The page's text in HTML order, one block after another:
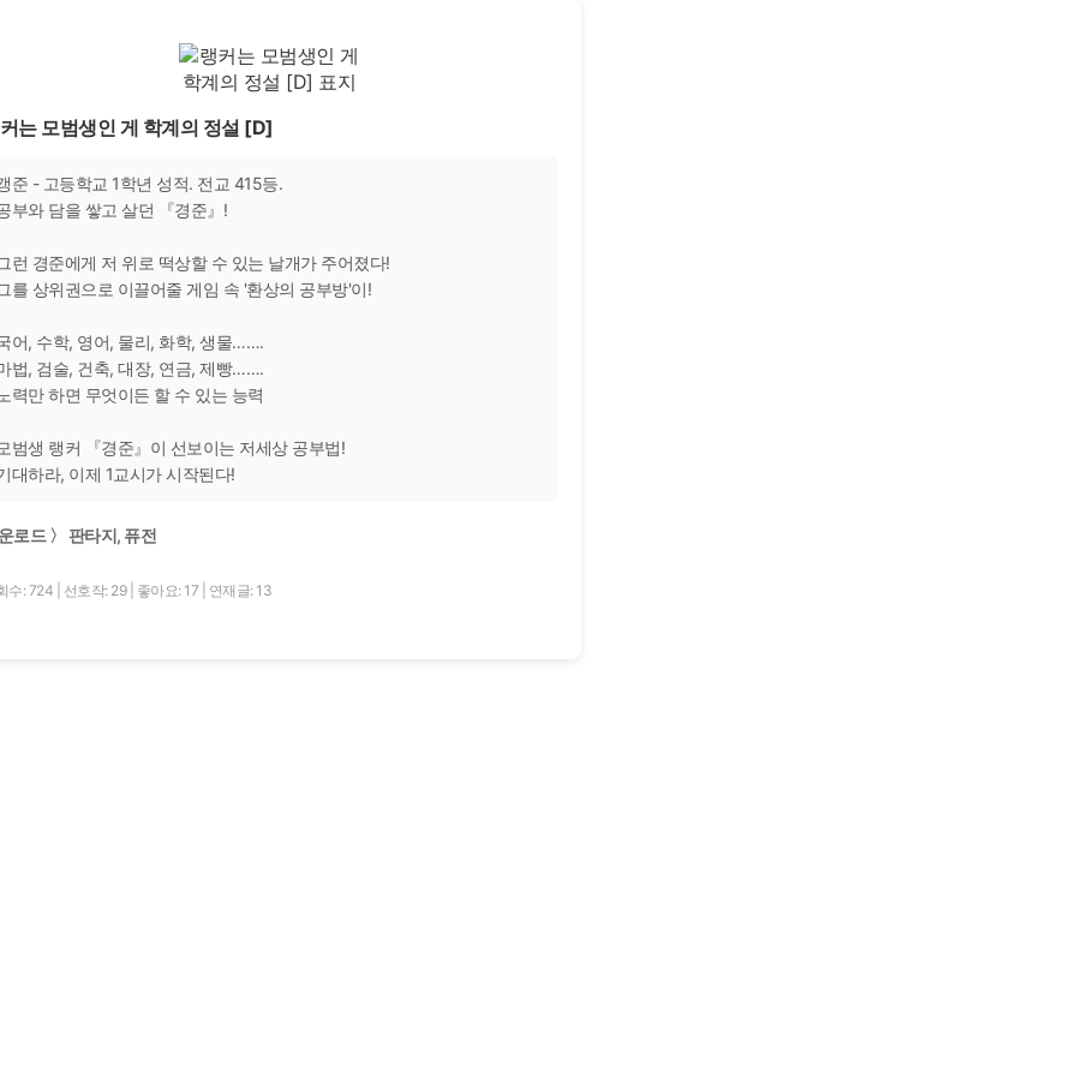
는 모범생인 게 학계의 정설 [D]
준 - 고등학교 1학년 성적. 전교 415등.
부와 담을 쌓고 살던 『경준』!
런 경준에게 저 위로 떡상할 수 있는 날개가 주어졌다!
를 상위권으로 이끌어줄 게임 속 '환상의 공부방'이!
어, 수학, 영어, 물리, 화학, 생물…….
법, 검술, 건축, 대장, 연금, 제빵…….
력만 하면 무엇이든 할 수 있는 능력
범생 랭커 『경준』이 선보이는 저세상 공부법!
대하라, 이제 1교시가 시작된다!
로드 〉 판타지, 퓨전
수: 724 선호작: 29 좋아요: 17 연재글: 13